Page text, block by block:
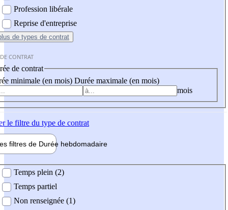
Profession libérale
Reprise d'entreprise
de types de contrat
CONTRAT
de contrat
minimale (en mois) Durée maximale (en mois)
mois
le filtre du type de contrat
filtres de Durée hebdomadaire
Temps plein (2)
Temps partiel
Non renseignée (1)